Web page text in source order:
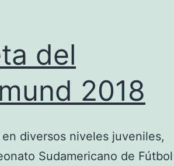
del
2018
diversos niveles juveniles,
Sudamericano de Fútbol